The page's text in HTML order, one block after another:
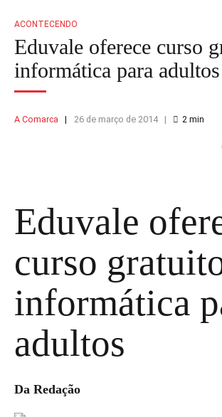
ACONTECENDO
Eduvale oferece curso
informática para adultos
A Comarca 26 de março de 2014 2 min
Eduvale
curso
informática
adultos
Da Redação